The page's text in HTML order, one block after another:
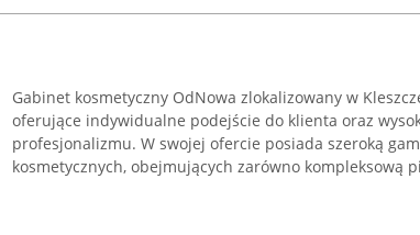
Gabinet kosmetyczny OdNowa zlokalizowany w
oferujące indywidualne podejście do klienta oraz
profesjonalizmu. W swojej ofercie posiada szeroką
kosmetycznych, obejmujących zarówno kompleksową